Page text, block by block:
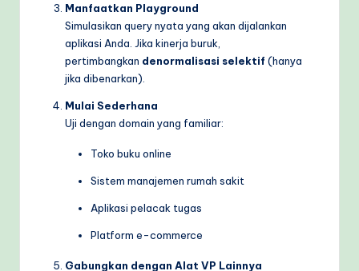
Manfaatkan Playground
Simulasikan query nyata yang akan dijalankan
aplikasi Anda. Jika kinerja buruk,
pertimbangkan denormalisasi selektif (hanya
jika dibenarkan).
Mulai Sederhana
Uji dengan domain yang familiar:
Toko buku online
Sistem manajemen rumah sakit
Aplikasi pelacak tugas
Platform e-commerce
Gabungkan dengan Alat VP Lainnya